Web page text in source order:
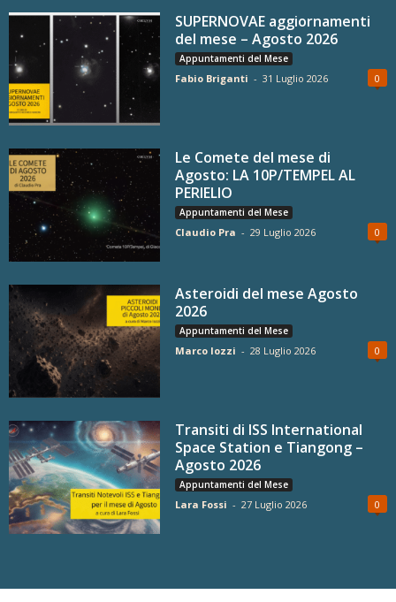
SUPERNOVAE aggiornamenti
del mese – Agosto 2026
Appuntamenti del Mese
Fabio Briganti - 31 Luglio 2026 0
Le Comete del mese di
Agosto: LA 10P/TEMPEL AL
PERIELIO
Appuntamenti del Mese
Claudio Pra - 29 Luglio 2026 0
Asteroidi del mese Agosto
2026
Appuntamenti del Mese
Marco Iozzi - 28 Luglio 2026 0
Transiti di ISS International
Space Station e Tiangong –
Agosto 2026
Appuntamenti del Mese
Lara Fossi - 27 Luglio 2026 0